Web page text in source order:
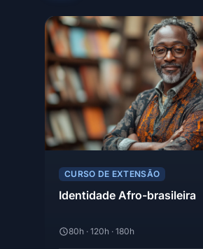
CURSO DE EXTENSÃO
Identidade Afro-brasileira
80h · 120h · 180h